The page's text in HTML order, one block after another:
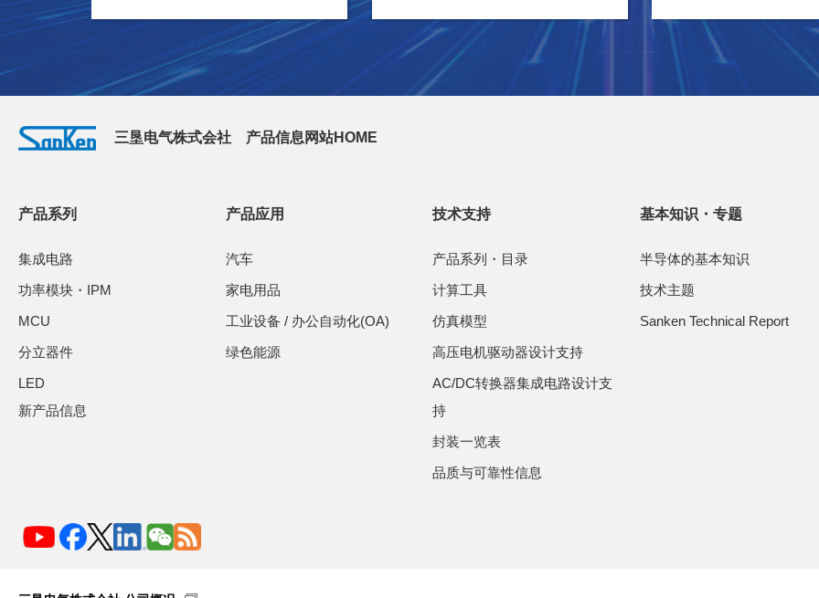
三垦电气株式会社 产品信息网站HOME
产品系列
集成电路
功率模块・IPM
MCU
分立器件
LED
新产品信息
产品应用
汽车
家电用品
工业设备 / 办公自动化(OA)
绿色能源
技术支持
产品系列・目录
计算工具
仿真模型
高压电机驱动器设计支持
AC/DC转换器集成电路设计支
持
封装一览表
品质与可靠性信息
基本知识・专题
半导体的基本知识
技术主题
Sanken Technical Report